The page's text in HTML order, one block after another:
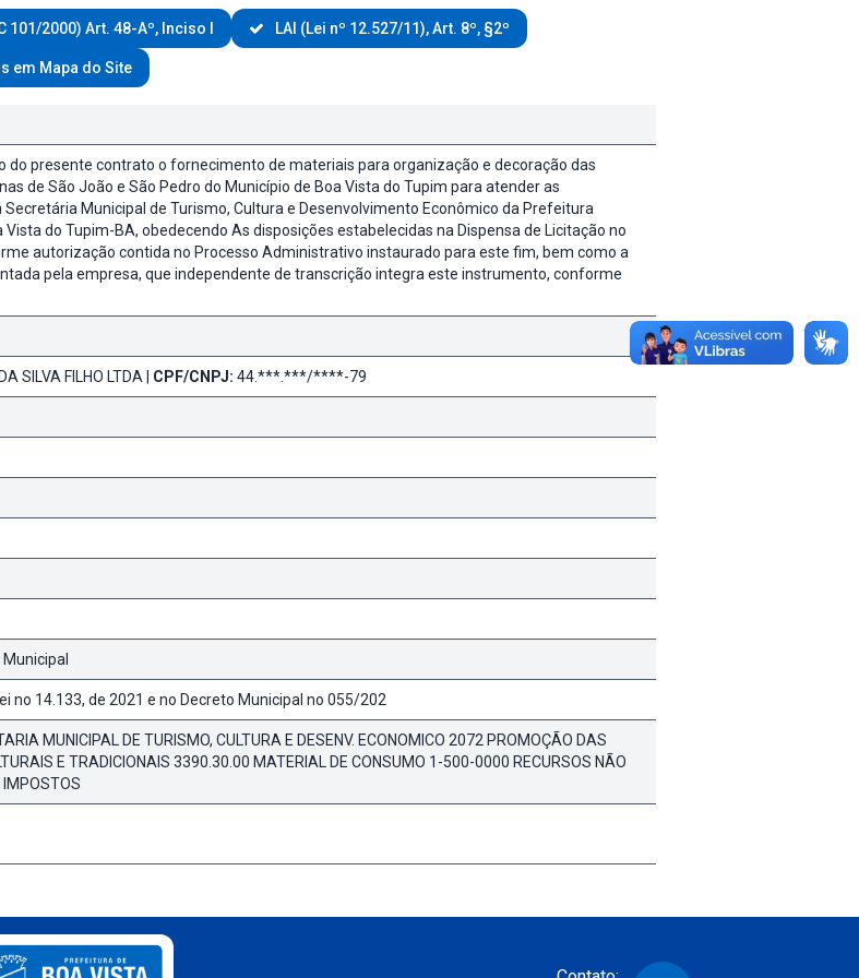
101/2000) Art. 48-Aº, Inciso I LAI (Lei nº 12.527/11), Art. 8º, §2º
em Mapa do Site
do presente contrato o fornecimento de materiais para organização e decoração das
de São João e São Pedro do Município de Boa Vista do Tupim para atender as
Secretária Municipal de Turismo, Cultura e Desenvolvimento Econômico da Prefeitura
Vista do Tupim-BA, obedecendo As disposições estabelecidas na Dispensa de Licitação no
autorização contida no Processo Administrativo instaurado para este fim, bem como a
pela empresa, que independente de transcrição integra este instrumento, conforme
SILVA FILHO LTDA | CPF/CNPJ: 44.***.***/****-79
no 14.133, de 2021 e no Decreto Municipal no 055/202
MUNICIPAL DE TURISMO, CULTURA E DESENV. ECONOMICO 2072 PROMOÇÃO DAS
E TRADICIONAIS 3390.30.00 MATERIAL DE CONSUMO 1-500-0000 RECURSOS NÃO
IMPOSTOS